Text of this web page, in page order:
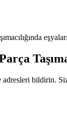
adresleri bildirin.